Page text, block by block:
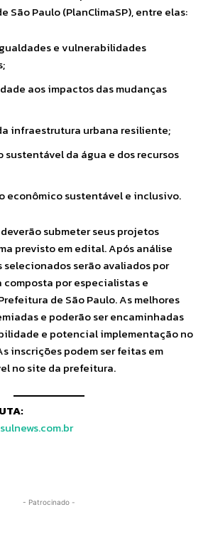
São Paulo (PlanClimaSP), entre elas:
e vulnerabilidades
aos impactos das mudanças
infraestrutura urbana resiliente;
sustentável da água e dos recursos
econômico sustentável e inclusivo.
submeter seus projetos
previsto em edital. Após análise
serão avaliados por
composta por especialistas e
de São Paulo. As melhores
e poderão ser encaminhadas
e potencial implementação no
inscrições podem ser feitas em
no site da prefeitura.
- Patrocinado -